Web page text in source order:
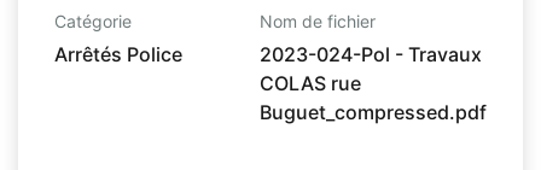
Catégorie
Arrêtés Police
Nom de fichier
2023-024-Pol - Travaux
COLAS rue
Buguet_compressed.pdf